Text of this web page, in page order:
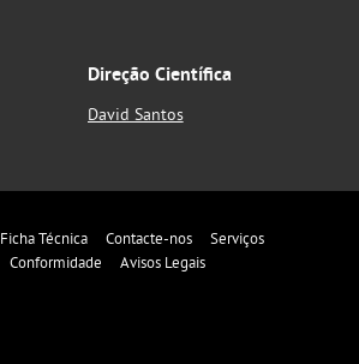
Direção Científica
David Santos
Ficha Técnica Contacte-nos
Serviços
Conformidade Avisos Legais